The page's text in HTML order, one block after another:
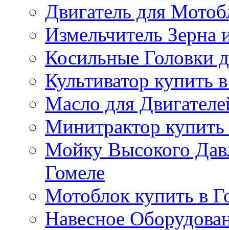
Двигатель для
Измельчитель Зерна
Косильные Головки
Культиватор купить
Масло для
Минитрактор купить
Мойку Высокого
Гомеле
Мотоблок купить в
Навесное